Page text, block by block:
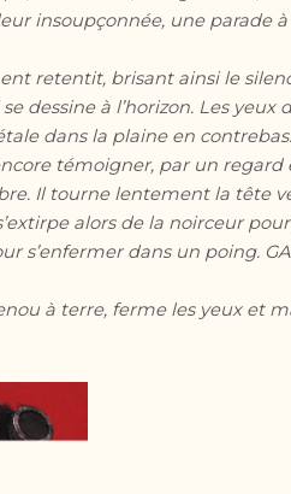
insoupçonnée, une parade
retentit, brisant ainsi le
dessine à l’horizon. Les
dans la plaine en
témoigner, par un
Il tourne lentement la tête
alors de la noirceur
s’enfermer dans un poing.
à terre, ferme les yeux et